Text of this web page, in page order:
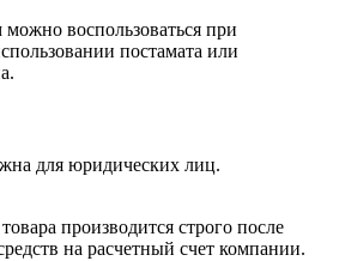
воспользоваться при
постамата или
для юридических лиц.
производится строго после
на расчетный счет компании.